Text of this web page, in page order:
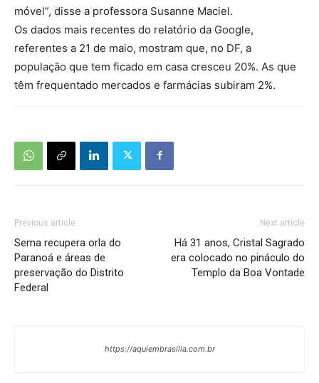
móvel”, disse a professora Susanne Maciel.
Os dados mais recentes do relatório da Google,
referentes a 21 de maio, mostram que, no DF, a
população que tem ficado em casa cresceu 20%. As que
têm frequentado mercados e farmácias subiram 2%.
Previous article
Sema recupera orla do
Paranoá e áreas de
preservação do Distrito
Federal
Next article
Há 31 anos, Cristal Sagrado
era colocado no pináculo do
Templo da Boa Vontade
https://aquiembrasilia.com.br